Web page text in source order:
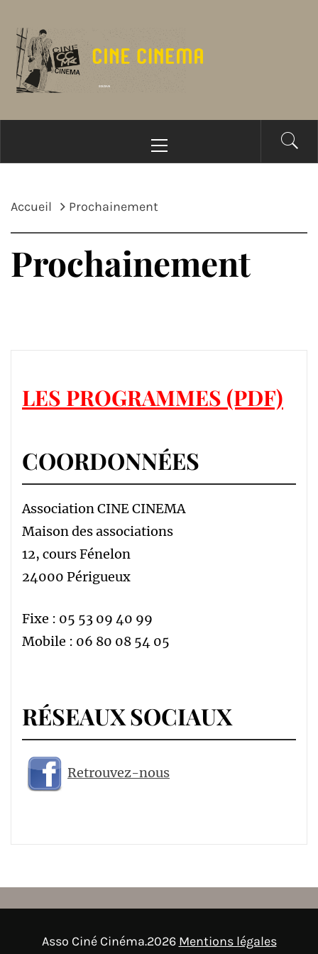
contenu
principal
Accueil Prochainement
Prochainement
LES PROGRAMMES (PDF)
COORDONNÉES
Association CINE CINEMA
Maison des associations
12, cours Fénelon
24000 Périgueux
Fixe : 05 53 09 40 99
Mobile : 06 80 08 54 05
RÉSEAUX SOCIAUX
Retrouvez-nous
Asso Ciné Cinéma.2026 Mentions légales